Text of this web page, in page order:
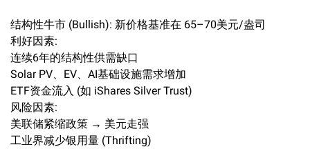
结构性牛市 (Bullish): 新价格基准在 65–70美元/盎司
利好因素:
连续6年的结构性供需缺口
Solar PV、EV、AI基础设施需求增加
ETF资金流入 (如 iShares Silver Trust)
风险因素:
美联储紧缩政策 → 美元走强
工业界减少银用量 (Thrifting)